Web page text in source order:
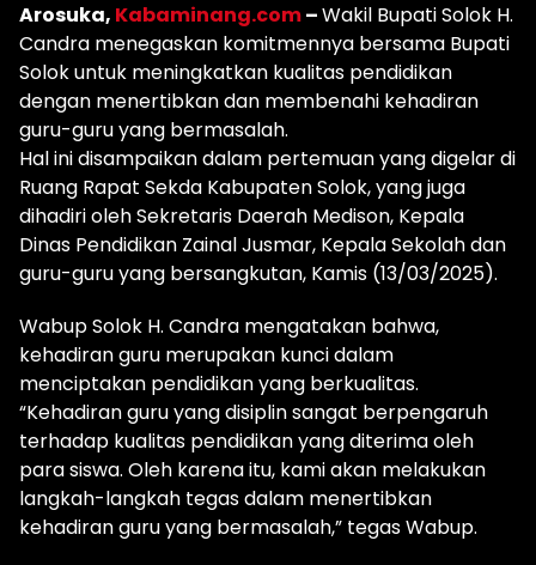
Arosuka, Kabaminang.com–Wakil Bupati Solok H.
Candra menegaskan komitmennya bersama Bupati
Solok untuk meningkatkan kualitas pendidikan
dengan menertibkan dan membenahi kehadiran
guru-guru yang bermasalah.
Hal ini disampaikan dalam pertemuan yang digelar di
Ruang Rapat Sekda Kabupaten Solok, yang juga
dihadiri oleh Sekretaris Daerah Medison, Kepala
Dinas Pendidikan Zainal Jusmar, Kepala Sekolah dan
guru-guru yang bersangkutan, Kamis (13/03/2025).
Wabup Solok H. Candra mengatakan bahwa,
kehadiran guru merupakan kunci dalam
menciptakan pendidikan yang berkualitas.
“Kehadiran guru yang disiplin sangat berpengaruh
terhadap kualitas pendidikan yang diterima oleh
para siswa. Oleh karena itu, kami akan melakukan
langkah-langkah tegas dalam menertibkan
kehadiran guru yang bermasalah,” tegas Wabup.